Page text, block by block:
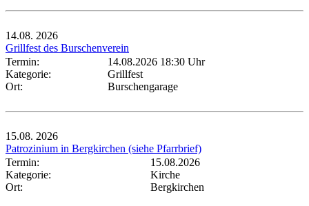
14.08. 2026
Grillfest des Burschenverein
Termin:
14.08.2026 18:30 Uhr
Kategorie:
Grillfest
Ort:
Burschengarage
15.08. 2026
Patrozinium in Bergkirchen (siehe Pfarrbrief)
Termin:
15.08.2026
Kategorie:
Kirche
Ort:
Bergkirchen